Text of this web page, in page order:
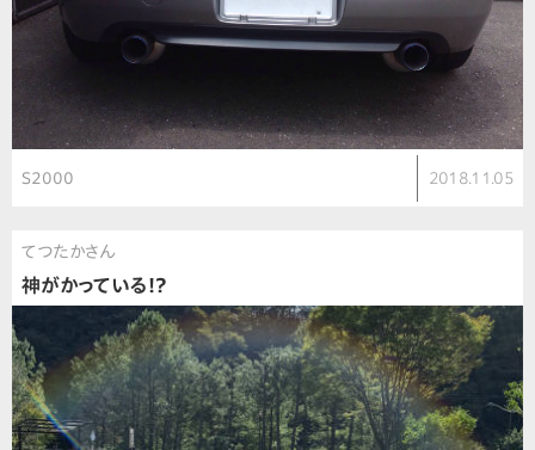
S2000 2018.11.05
てつたかさん
神がかっている!?